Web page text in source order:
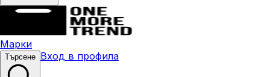
Марки
Търсене Вход в профила